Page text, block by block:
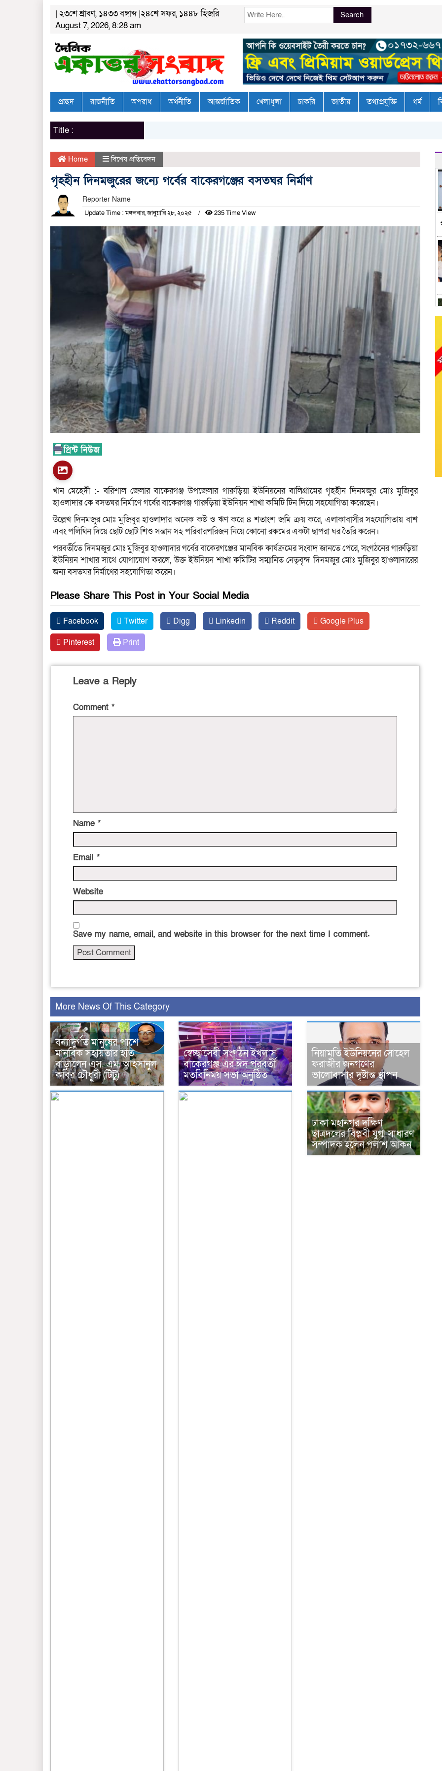
| ২৩শে শ্রাবণ, ১৪৩৩ বঙ্গাব্দ |২৪শে সফর, ১৪৪৮ হিজরি
August 7, 2026, 8:28 am
Search
প্রচ্ছদ রাজনীতি অপরাধ অর্থনীতি আন্তর্জাতিক খেলাধুলা চাকরি জাতীয় তথ্যপ্রযুক্তি ধর্ম
Title :
Home বিশেষ প্রতিবেদন
গৃহহীন দিনমজুরের জন্যে গর্বের বাকেরগঞ্জের বসতঘর নির্মাণ
Reporter Name
Update Time : মঙ্গলবার, জানুয়ারি ২৮, ২০২৫ 235 Time View
খান মেহেদী :- বরিশাল জেলার বাকেরগঞ্জ উপজেলার গারুড়িয়া ইউনিয়নের বালিগ্রামের গৃহহীন দিনমজুর মোঃ মুজিবুর
হাওলাদার কে বসতঘর নির্মাণে গর্বের বাকেরগঞ্জ গারুড়িয়া ইউনিয়ন শাখা কমিটি টিন দিয়ে সহযোগিতা করেছেন।
উল্লেখ দিনমজুর মোঃ মুজিবুর হাওলাদার অনেক কষ্ট ও ঋণ করে ৪ শতাংশ জমি ক্রয় করে, এলাকাবাসীর সহযোগিতায় বাশ
এবং পলিথিন দিয়ে ছোট ছোট শিশু সন্তান সহ পরিবারপরিজন নিয়ে কোনো রকমের একটা ছাপরা ঘর তৈরি করেন।
পরবর্তীতে দিনমজুর মোঃ মুজিবুর হাওলাদার গর্বের বাকেরগঞ্জের মানবিক কার্যক্রমের সংবাদ জানতে পেরে, সংগঠনের গারুড়িয়া
ইউনিয়ন শাখার সাথে যোগাযোগ করলে, উক্ত ইউনিয়ন শাখা কমিটির সম্মানিত নেতৃবৃন্দ দিনমজুর মোঃ মুজিবুর হাওলাদারের
জন্য বসতঘর নির্মাণের সহযোগিতা করেন।
Please Share This Post in Your Social Media
Facebook Twitter Digg Linkedin Reddit
Google Plus
Pinterest
Print
Leave a Reply
Comment *
Name *
Email *
Website
Save my name, email, and website in this browser for the next time I comment.
More News Of This Category
বন্যাদুর্গত মানুষের পাশে
মানবিক সহায়তার হাত
বাড়ালেন এস. এম. আহসানুল
কবির চৌধুরী (টিটু)
স্বেচ্ছাসেবী সংগঠন ইখলাস
বাকেরগঞ্জ এর ঈদ পরবর্তী
মতবিনিময় সভা অনুষ্ঠিত
নিয়ামতি ইউনিয়নের সোহেল
ফরাজীর জনগণের
ভালোবাসার দৃষ্টান্ত স্থাপন
ঢাকা মহানগর দক্ষিণ
ছাত্রদলের বিপ্লবী যুগ্ম সাধারণ
সম্পাদক হলেন পলাশ আকন